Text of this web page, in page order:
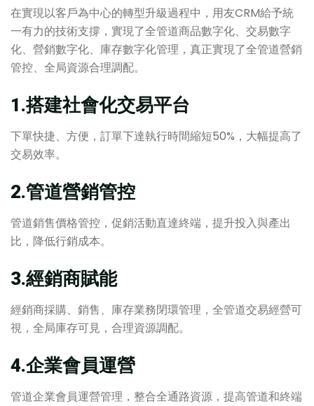
在實現以客戶為中心的轉型升級過程中，用友CRM給予統
一有力的技術支撐，實現了全管道商品數字化、交易數字
化、營銷數字化、庫存數字化管理，真正實現了全管道營銷
管控、全局資源合理調配。
1.搭建社會化交易平台
下單快捷、方便，訂單下達執行時間縮短50%，大幅提高了
交易效率。
2.管道營銷管控
管道銷售價格管控，促銷活動直達終端，提升投入與產出
比，降低行銷成本。
3.經銷商賦能
經銷商採購、銷售、庫存業務閉環管理，全管道交易經營可
視，全局庫存可見，合理資源調配。
4.企業會員運營
管道企業會員運營管理，整合全通路資源，提高管道和終端